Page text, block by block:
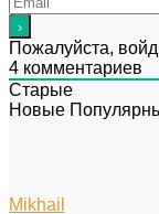
Пожалуйста,
4 комментариев
Старые
Новые
Mikhail